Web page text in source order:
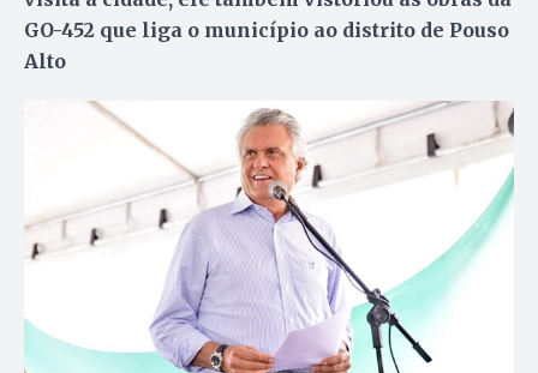
GO-452 que liga o município ao distrito de Pouso
Alto